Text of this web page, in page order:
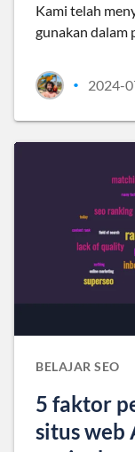
Kami telah
gunakan dalam
• 2024-
BELAJAR SEO
5 faktor
situs web